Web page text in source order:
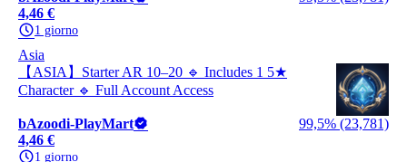
4,46 €
1 giorno
Asia
【ASIA】Starter AR 10–20 🔹 Includes 1 5★
Character 🔹 Full Account Access
bAzoodi-PlayMart
99,5% (23,781)
4,46 €
1 giorno